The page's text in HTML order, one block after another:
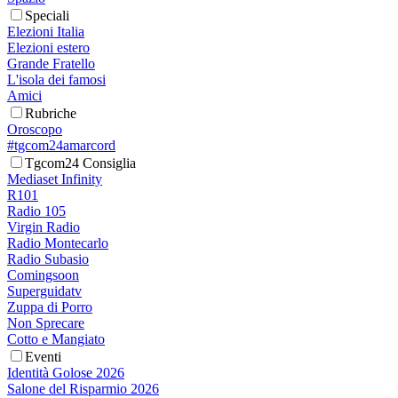
Speciali
Elezioni Italia
Elezioni estero
Grande Fratello
L'isola dei famosi
Amici
Rubriche
Oroscopo
#tgcom24amarcord
Tgcom24 Consiglia
Mediaset Infinity
R101
Radio 105
Virgin Radio
Radio Montecarlo
Radio Subasio
Comingsoon
Superguidatv
Zuppa di Porro
Non Sprecare
Cotto e Mangiato
Eventi
Identità Golose 2026
Salone del Risparmio 2026